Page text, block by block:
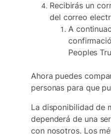
Recibirás un
del correo
A
Peoples
Ahora puedes
personas para que
La disponibilidad de
dependerá de una
con nosotros. Los